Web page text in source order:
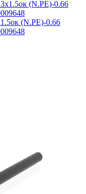
(N.PE)-0.66